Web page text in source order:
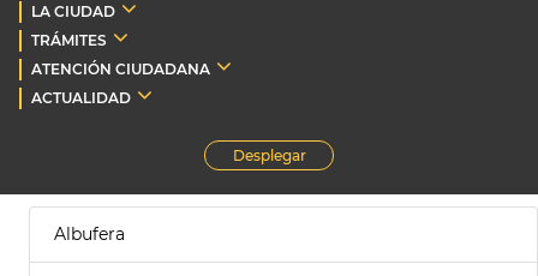
LA CIUDAD
TRÁMITES
ATENCIÓN CIUDADANA
ACTUALIDAD
Desplegar
Albufera